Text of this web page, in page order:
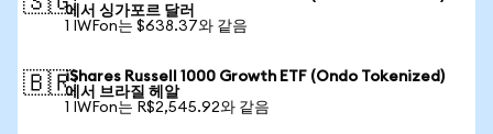
에서 싱가포르 달러
1 IWFon는 $638.37와 같음
🇧🇷iShares Russell 1000 Growth ETF (Ondo Tokenized)
에서 브라질 헤알
1 IWFon는 R$2,545.92와 같음